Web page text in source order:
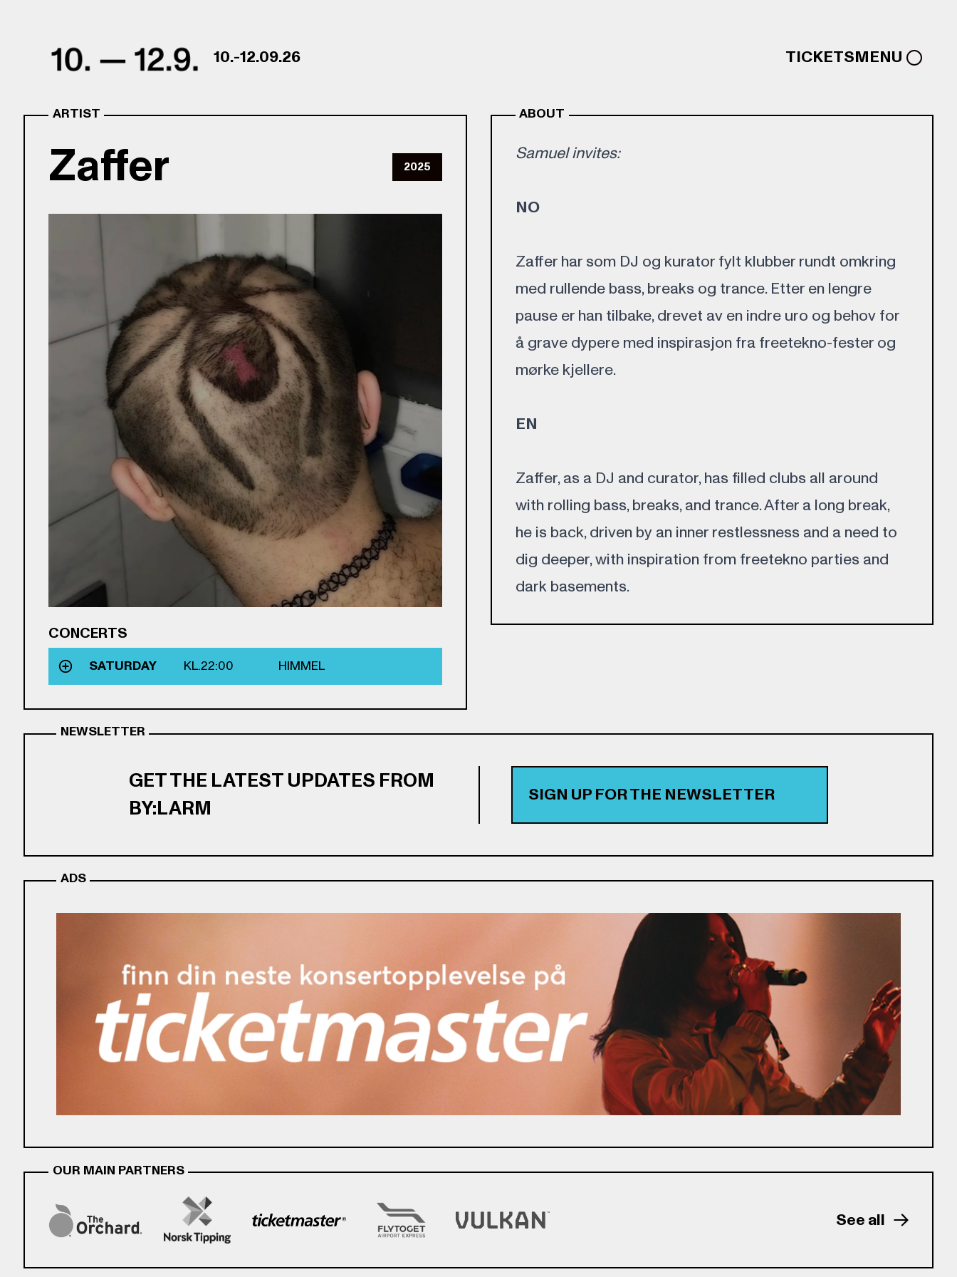
10.-12.09.26
TICKETSMENU
ARTIST
Zaffer 2025
CONCERTS
SATURDAY KL.22:00 HIMMEL
ABOUT
Samuel invites:
NO
Zaffer har som DJ og kurator fylt klubber rundt omkring
med rullende bass, breaks og trance. Etter en lengre
pause er han tilbake, drevet av en indre uro og behov for
å grave dypere med inspirasjon fra freetekno-fester og
mørke kjellere.
EN
Zaffer, as a DJ and curator, has filled clubs all around
with rolling bass, breaks, and trance. After a long break,
he is back, driven by an inner restlessness and a need to
dig deeper, with inspiration from freetekno parties and
dark basements.
NEWSLETTER
GET THE LATEST UPDATES FROM
BY:LARM
SIGN UP FOR THE NEWSLETTER
ADS
OUR MAIN PARTNERS
See all